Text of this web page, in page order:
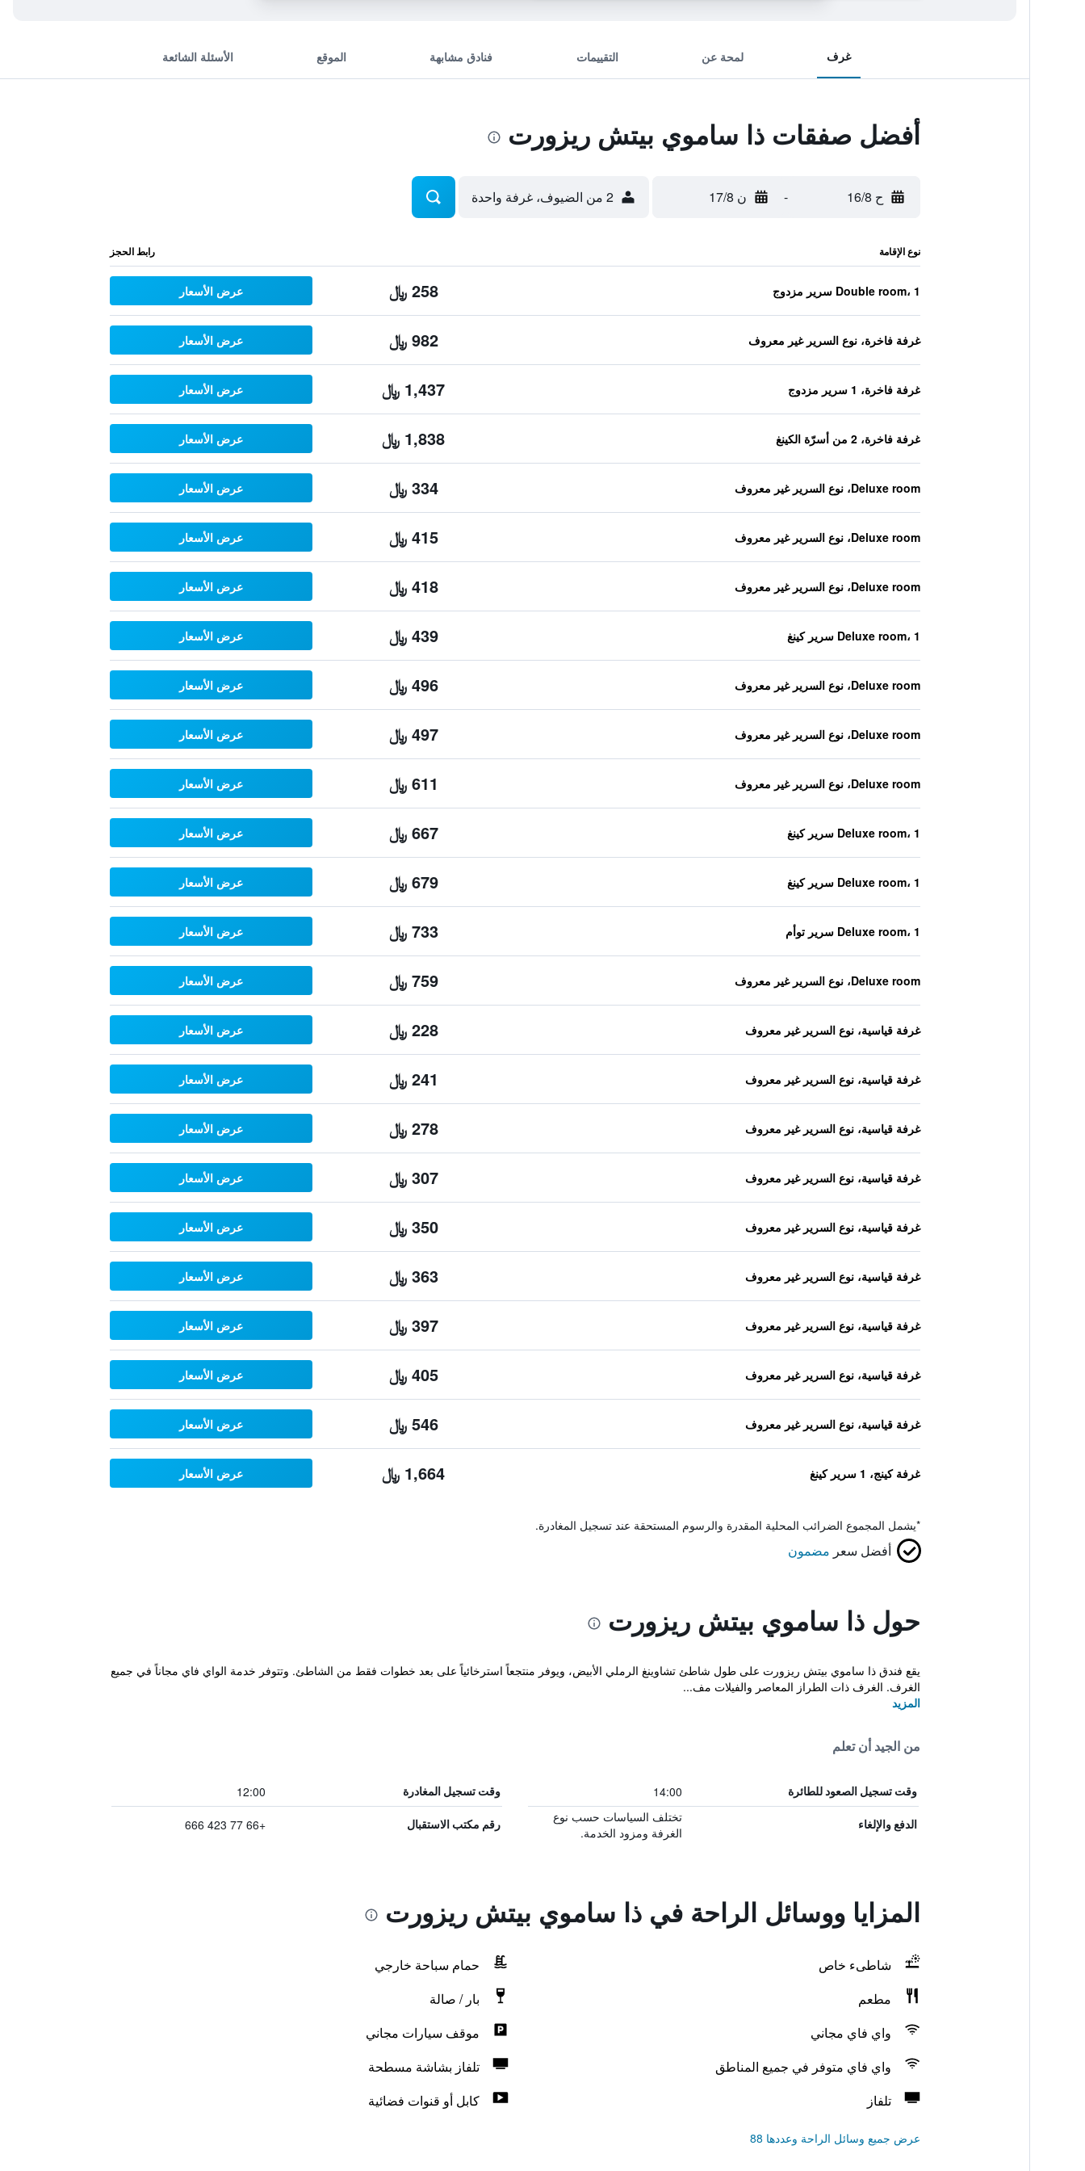
غرف لمحة عن التقييمات فنادق مشابهة الموقع الأسئلة الشائعة
أفضل صفقات ذا ساموي بيتش ريزورت
ح 16/8 - ن 17/8 2 من الضيوف، غرفة واحدة
نوع الإقامة رابط الحجز
Double room، 1 سرير مزدوج 258 ﷼ عرض الأسعار
غرفة فاخرة، نوع السرير غير معروف 982 ﷼ عرض الأسعار
غرفة فاخرة، 1 سرير مزدوج 1,437 ﷼ عرض الأسعار
غرفة فاخرة، 2 من أسرّة الكينغ 1,838 ﷼ عرض الأسعار
Deluxe room، نوع السرير غير معروف 334 ﷼ عرض الأسعار
Deluxe room، نوع السرير غير معروف 415 ﷼ عرض الأسعار
Deluxe room، نوع السرير غير معروف 418 ﷼ عرض الأسعار
Deluxe room، 1 سرير كينغ 439 ﷼ عرض الأسعار
Deluxe room، نوع السرير غير معروف 496 ﷼ عرض الأسعار
Deluxe room، نوع السرير غير معروف 497 ﷼ عرض الأسعار
Deluxe room، نوع السرير غير معروف 611 ﷼ عرض الأسعار
Deluxe room، 1 سرير كينغ 667 ﷼ عرض الأسعار
Deluxe room، 1 سرير كينغ 679 ﷼ عرض الأسعار
Deluxe room، 1 سرير توأم 733 ﷼ عرض الأسعار
Deluxe room، نوع السرير غير معروف 759 ﷼ عرض الأسعار
غرفة قياسية، نوع السرير غير معروف 228 ﷼ عرض الأسعار
غرفة قياسية، نوع السرير غير معروف 241 ﷼ عرض الأسعار
غرفة قياسية، نوع السرير غير معروف 278 ﷼ عرض الأسعار
غرفة قياسية، نوع السرير غير معروف 307 ﷼ عرض الأسعار
غرفة قياسية، نوع السرير غير معروف 350 ﷼ عرض الأسعار
غرفة قياسية، نوع السرير غير معروف 363 ﷼ عرض الأسعار
غرفة قياسية، نوع السرير غير معروف 397 ﷼ عرض الأسعار
غرفة قياسية، نوع السرير غير معروف 405 ﷼ عرض الأسعار
غرفة قياسية، نوع السرير غير معروف 546 ﷼ عرض الأسعار
غرفة كينج، 1 سرير كينغ 1,664 ﷼ عرض الأسعار
*يشمل المجموع الضرائب المحلية المقدرة والرسوم المستحقة عند تسجيل المغادرة.
أفضل سعر مضمون
حول ذا ساموي بيتش ريزورت
يقع فندق ذا ساموي بيتش ريزورت على طول شاطئ تشاوينغ الرملي الأبيض، ويوفر منتجعاً استرخائياً على بعد خطوات فقط من الشاطئ. وتتوفر خدمة الواي فاي مجاناً في جميع
الغرف. الغرف ذات الطراز المعاصر والفيلات مف...
المزيد
من الجيد أن تعلم
وقت تسجيل الصعود للطائرة 14:00 وقت تسجيل المغادرة 12:00
الدفع والإلغاء
تختلف السياسات حسب نوع
الغرفة ومزود الخدمة.
رقم مكتب الاستقبال +66 77 423 666
المزايا ووسائل الراحة في ذا ساموي بيتش ريزورت
شاطىء خاص
حمام سباحة خارجي
مطعم
بار / صالة
واي فاي مجاني
موقف سيارات مجاني
واي فاي متوفر في جميع المناطق
تلفاز بشاشة مسطحة
تلفاز
كابل أو قنوات فضائية
عرض جميع وسائل الراحة وعددها 88